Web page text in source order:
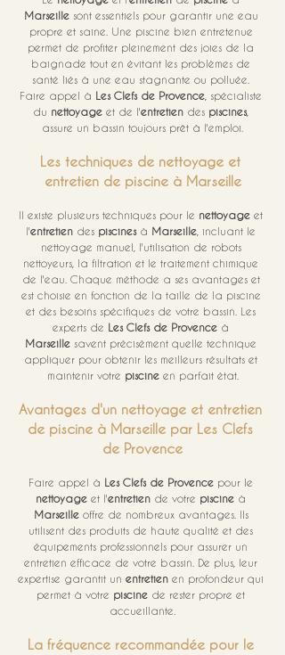
Marseille sont essentiels pour garantir une eau
propre et saine. Une piscine bien entretenue
permet de profiter pleinement des joies de la
baignade tout en évitant les problèmes de
santé liés à une eau stagnante ou polluée.
Faire appel à Les Clefs de Provence , spécialiste
du nettoyage et de l'entretien des piscines,
assure un bassin toujours prêt à l'emploi.
Les techniques de nettoyage et
entretien de piscine à Marseille
Il existe plusieurs techniques pour le nettoyage et
l'entretien des piscines à Marseille , incluant le
nettoyage manuel, l'utilisation de robots
nettoyeurs, la filtration et le traitement chimique
de l'eau. Chaque méthode a ses avantages et
est choisie en fonction de la taille de la piscine
et des besoins spécifiques de votre bassin. Les
experts de Les Clefs de Provence à
Marseille savent précisément quelle technique
appliquer pour obtenir les meilleurs résultats et
maintenir votre piscine en parfait état.
Avantages d'un nettoyage et entretien
de piscine à Marseille par Les Clefs
de Provence
Faire appel à Les Clefs de Provence pour le
nettoyage et l'entretien de votre piscine à
Marseille offre de nombreux avantages. Ils
utilisent des produits de haute qualité et des
équipements professionnels pour assurer un
entretien efficace de votre bassin. De plus, leur
expertise garantit un entretien en profondeur qui
permet à votre piscine de rester propre et
accueillante.
La fréquence recommandée pour le